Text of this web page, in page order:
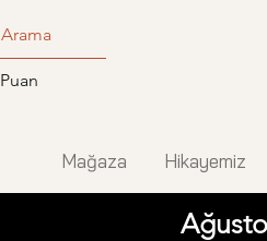
Puan
Mağaza Hikayemiz